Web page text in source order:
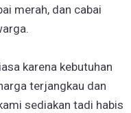
merah, dan cabai
karena kebutuhan
terjangkau dan
sediakan tadi habis